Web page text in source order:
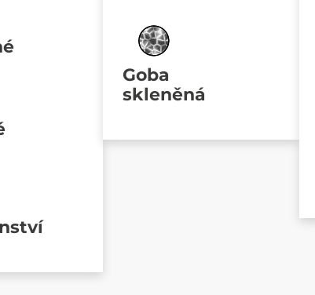
Goba
skleněná